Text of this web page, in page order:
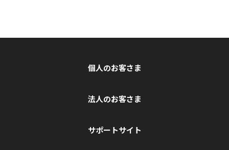
個人のお客さま
法人のお客さま
サポートサイト